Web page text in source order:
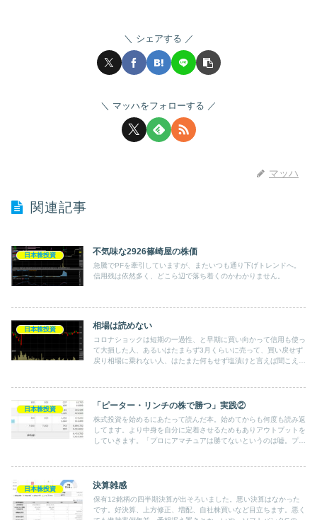
シェアする
マッハをフォローする
マッハ
関連記事
日本株投資 不気味な2926篠崎屋の株価
急騰でPFを牽引していますが、またいつも通り下げトレンドへ。
信用残は依然多く、どこら辺で落ち着くのかわかりません。
日本株投資 相場は読めない
コロナショックは短期の一過性、と早期に買い向かって信用も使っ
て大損した人、あるいはたまらず3月くらいに売って、買い戻せず
戻り相場に乗れない人、はたまた何もせず塩漬けと言えば聞こえは
日本株投資 「ピーター・リンチの株で勝つ」実践②
株式投資を始めるにあたって読んだ本。始めてからも何度も読み返
してます。より中身を自分に定着させるためもありアウトプットを
していきます。「プロにアマチュアは勝てないというのは嘘。プロ
日本株投資 決算雑感
保有12銘柄の四半期決算が出そろいました。悪い決算はなかった
です。好決算、上方修正、増配、自社株買いなど目立ちます。悪く